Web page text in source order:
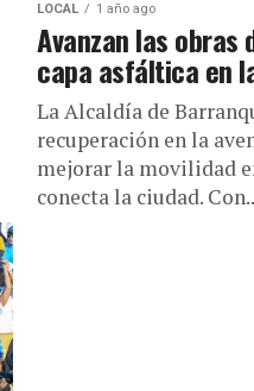
LOCAL 1 año ago
Avanzan las
capa asfáltica en
La Alcaldía de
recuperación en la
mejorar la movilidad
conecta la ciudad.